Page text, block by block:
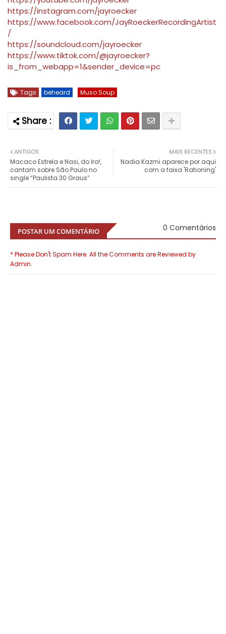
https://instagram.com/jayroecker
https://www.facebook.com/JayRoeckerRecordingArtist
/
https://soundcloud.com/jayroecker
https://www.tiktok.com/@jayroecker?
is_from_webapp=1&sender_device=pc
Tags beheard Muso Soup
MAIS RECENTES
Nadia Kazmi aparece por aqui
com a faixa 'Rationing'
ANTIGOS
Macaco Estrela e Nasi, do Ira!,
cantam sobre São Paulo no
single “Paulista 30 Graus”
POSTAR UM COMENTÁRIO 0 Comentários
* Please Don't Spam Here. All the Comments are Reviewed by
Admin.